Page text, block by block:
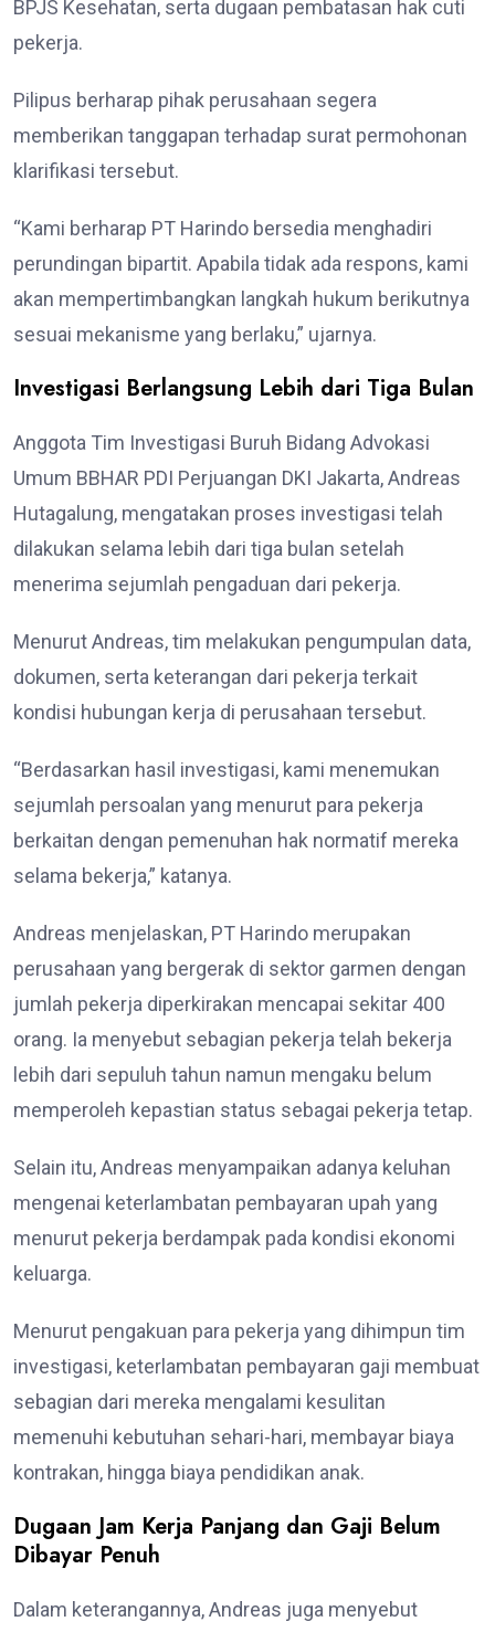
BPJS Kesehatan, serta dugaan pembatasan hak cuti
pekerja.
Pilipus berharap pihak perusahaan segera
memberikan tanggapan terhadap surat permohonan
klarifikasi tersebut.
“Kami berharap PT Harindo bersedia menghadiri
perundingan bipartit. Apabila tidak ada respons, kami
akan mempertimbangkan langkah hukum berikutnya
sesuai mekanisme yang berlaku,” ujarnya.
Investigasi Berlangsung Lebih dari Tiga Bulan
Anggota Tim Investigasi Buruh Bidang Advokasi
Umum BBHAR PDI Perjuangan DKI Jakarta, Andreas
Hutagalung, mengatakan proses investigasi telah
dilakukan selama lebih dari tiga bulan setelah
menerima sejumlah pengaduan dari pekerja.
Menurut Andreas, tim melakukan pengumpulan data,
dokumen, serta keterangan dari pekerja terkait
kondisi hubungan kerja di perusahaan tersebut.
“Berdasarkan hasil investigasi, kami menemukan
sejumlah persoalan yang menurut para pekerja
berkaitan dengan pemenuhan hak normatif mereka
selama bekerja,” katanya.
Andreas menjelaskan, PT Harindo merupakan
perusahaan yang bergerak di sektor garmen dengan
jumlah pekerja diperkirakan mencapai sekitar 400
orang. Ia menyebut sebagian pekerja telah bekerja
lebih dari sepuluh tahun namun mengaku belum
memperoleh kepastian status sebagai pekerja tetap.
Selain itu, Andreas menyampaikan adanya keluhan
mengenai keterlambatan pembayaran upah yang
menurut pekerja berdampak pada kondisi ekonomi
keluarga.
Menurut pengakuan para pekerja yang dihimpun tim
investigasi, keterlambatan pembayaran gaji membuat
sebagian dari mereka mengalami kesulitan
memenuhi kebutuhan sehari-hari, membayar biaya
kontrakan, hingga biaya pendidikan anak.
Dugaan Jam Kerja Panjang dan Gaji Belum
Dibayar Penuh
Dalam keterangannya, Andreas juga menyebut